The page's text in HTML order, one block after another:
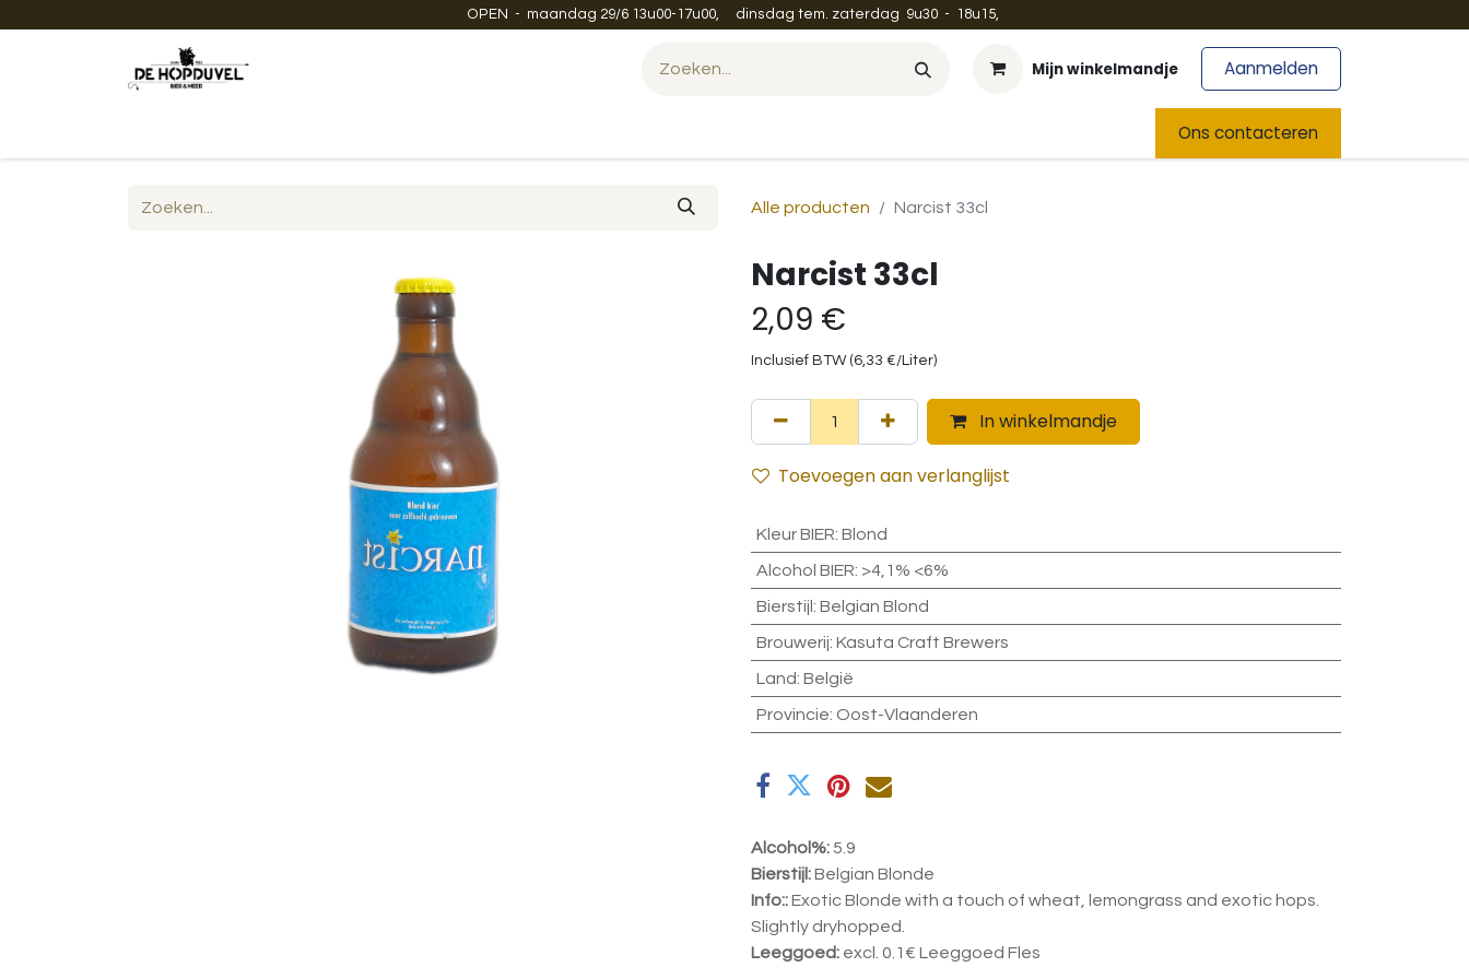
OPEN - maandag 29/6 13u00-17u00, dinsdag tem. zaterdag 9u30 - 18u15,
Mijn winkelmandje Aanmelden
Ons contacteren
Alle producten Narcist 33cl
Narcist 33cl
2,09 €
Inclusief BTW (6,33 €/Liter)
In winkelmandje
Toevoegen aan verlanglijst
Kleur BIER: Blond
Alcohol BIER: >4,1% <6%
Bierstijl : Belgian Blond
Brouwerij: Kasuta Craft Brewers
Land: België
Provincie: Oost-Vlaanderen
Alcohol%:5.9
Bierstijl:Belgian Blonde
Info::Exotic Blonde with a touch of wheat, lemongrass and exotic hops.
Slightly dryhopped.
Leeggoed: excl. 0.1€ Leeggoed Fles